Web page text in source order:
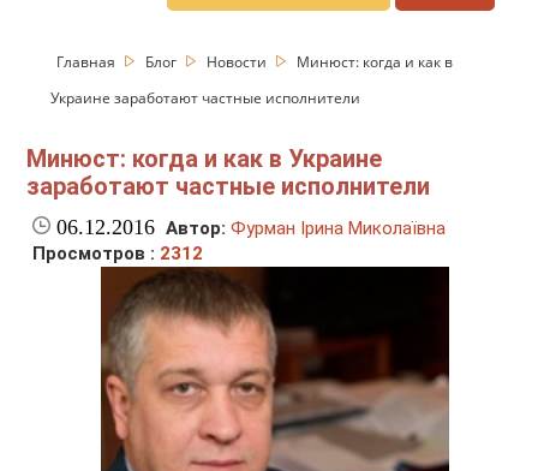
Главная Блог Новости
Минюст: когда и как в
Украине заработают частные исполнители
Минюст: когда и как в Украине
заработают частные исполнители
06.12.2016 Автор: Фурман Ірина Миколаївна
Просмотров : 2312